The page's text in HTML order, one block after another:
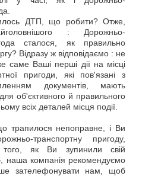
ДТП, що робити? Отже,
: Дорожньо-
сталося, як правильно
Відразу ж відповідаємо : не
саме Ваші перші дії на місці
пригоди, які пов'язані з
документів, мають
об'єктивного й правильного
всіх деталей місця події.
непоправне, і Ви
транспортну пригоду,
того, як Ви зупинили свій
наша компанія рекомендуємо
зателефонувати нам, щоб